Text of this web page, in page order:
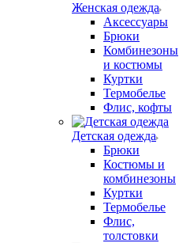
Женская одежда
Аксессуары
Брюки
Комбинезоны
и костюмы
Куртки
Термобелье
Флис, кофты
Детская одежда
Брюки
Костюмы и
комбинезоны
Куртки
Термобелье
Флис,
толстовки